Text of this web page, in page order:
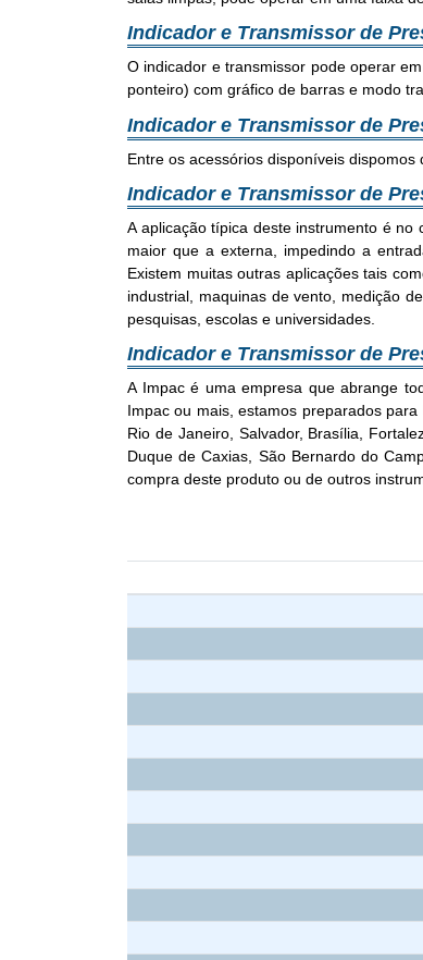
Indicador e Transmissor de
O indicador e transmissor pode operar
ponteiro) com gráfico de barras e modo
Indicador e Transmissor de
Entre os acessórios disponíveis
Indicador e Transmissor de
A aplicação típica deste instrumento é
maior que a externa, impedindo a
Existem muitas outras aplicações tais
industrial, maquinas de vento, medição
pesquisas, escolas e universidades.
Indicador e Transmissor de
A Impac é uma empresa que abrange
Impac ou mais, estamos preparados
Rio de Janeiro, Salvador, Brasília,
Duque de Caxias, São Bernardo do
compra deste produto ou de outros